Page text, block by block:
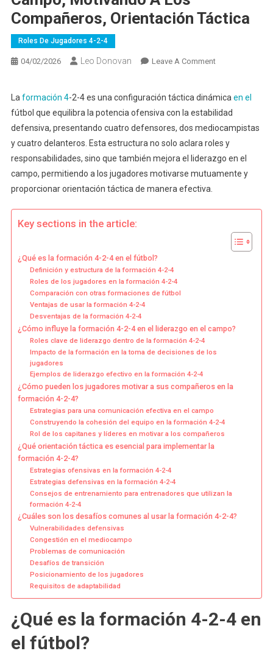
Compañeros, Orientación Táctica
Roles De Jugadores 4-2-4
04/02/2026 Leo Donovan Leave A CommentOn
2-
4:
Liderazgo
En
El
Campo,
Orientación
Laformación 4-2-4 es una configuración táctica dinámicaen el
fútbol que equilibra la potencia ofensiva con la estabilidad
defensiva, presentando cuatro defensores, dos mediocampistas
y cuatro delanteros. Esta estructura no solo aclara roles y
responsabilidades, sino que también mejora el liderazgo en el
campo, permitiendo a los jugadores motivarse mutuamente y
proporcionar orientación táctica de manera efectiva.
Key sections in the article:
¿Qué es la formación 4-2-4 en el fútbol?
Definición y estructura de la formación 4-2-4
Roles de los jugadores en la formación 4-2-4
Comparación con otras formaciones de fútbol
Ventajas de usar la formación 4-2-4
Desventajas de la formación 4-2-4
¿Cómo influye la formación 4-2-4 en el liderazgo en el campo?
Roles clave de liderazgo dentro de la formación 4-2-4
Impacto de la formación en la toma de decisiones de los
jugadores
Ejemplos de liderazgo efectivo en la formación 4-2-4
¿Cómo pueden los jugadores motivar a sus compañeros en la
formación 4-2-4?
Estrategias para una comunicación efectiva en el campo
Construyendo la cohesión del equipo en la formación 4-2-4
Rol de los capitanes y líderes en motivar a los compañeros
¿Qué orientación táctica es esencial para implementar la
formación 4-2-4?
Estrategias ofensivas en la formación 4-2-4
Estrategias defensivas en la formación 4-2-4
Consejos de entrenamiento para entrenadores que utilizan la
formación 4-2-4
¿Cuáles son los desafíos comunes al usar la formación 4-2-4?
Vulnerabilidades defensivas
Congestión en el mediocampo
Problemas de comunicación
Desafíos de transición
Posicionamiento de los jugadores
Requisitos de adaptabilidad
¿Qué es la formación 4-2-4 en
el fútbol?